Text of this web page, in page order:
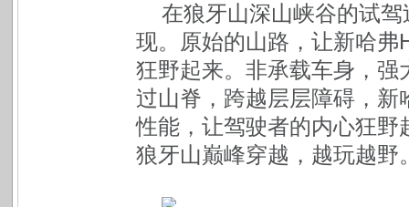
在狼牙山深山峡谷的试
现。原始的山路，让新哈
狂野起来。非承载车身，
过山脊，跨越层层障碍，
性能，让驾驶者的内心狂
狼牙山巅峰穿越，越玩越野